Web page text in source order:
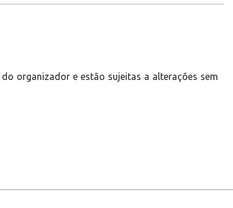
organizador e estão sujeitas a alterações sem